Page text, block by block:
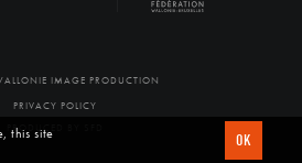
IMAGE PRODUCTION
PRIVACY POLICY
PRODUCED BY SFD
this site
OK